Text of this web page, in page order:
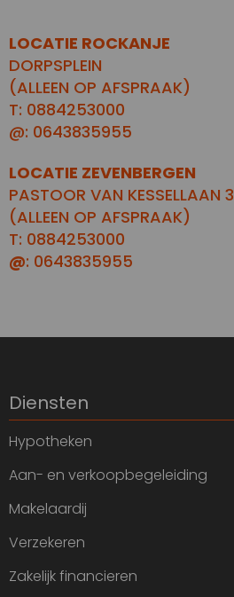
LOCATIE ROCKANJE
DORPSPLEIN
(ALLEEN OP AFSPRAAK)
T: 0884253000
@: 0643835955
LOCATIE ZEVENBERGEN
PASTOOR VAN KESSELLAAN 3
(ALLEEN OP AFSPRAAK)
T: 0884253000
@: 0643835955
Diensten
Hypotheken
Aan- en verkoopbegeleiding
Makelaardij
Verzekeren
Zakelijk financieren